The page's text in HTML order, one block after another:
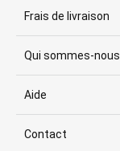
Frais de livraison
Qui sommes-nous
Aide
Contact